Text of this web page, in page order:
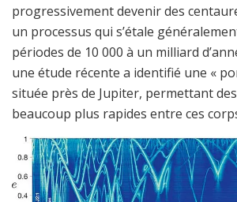
progressivement devenir des
un processus qui s’étale
périodes de 10 000 à un milliard
une étude récente a identifié une «
située près de Jupiter, permettant
beaucoup plus rapides entre ces